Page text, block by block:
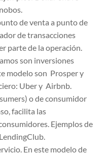
de venta a punto de
de transacciones
parte de la operación.
son inversiones
modelo son Prosper y
Uber y Airbnb.
o de consumidor
facilita las
Ejemplos de
En este modelo de